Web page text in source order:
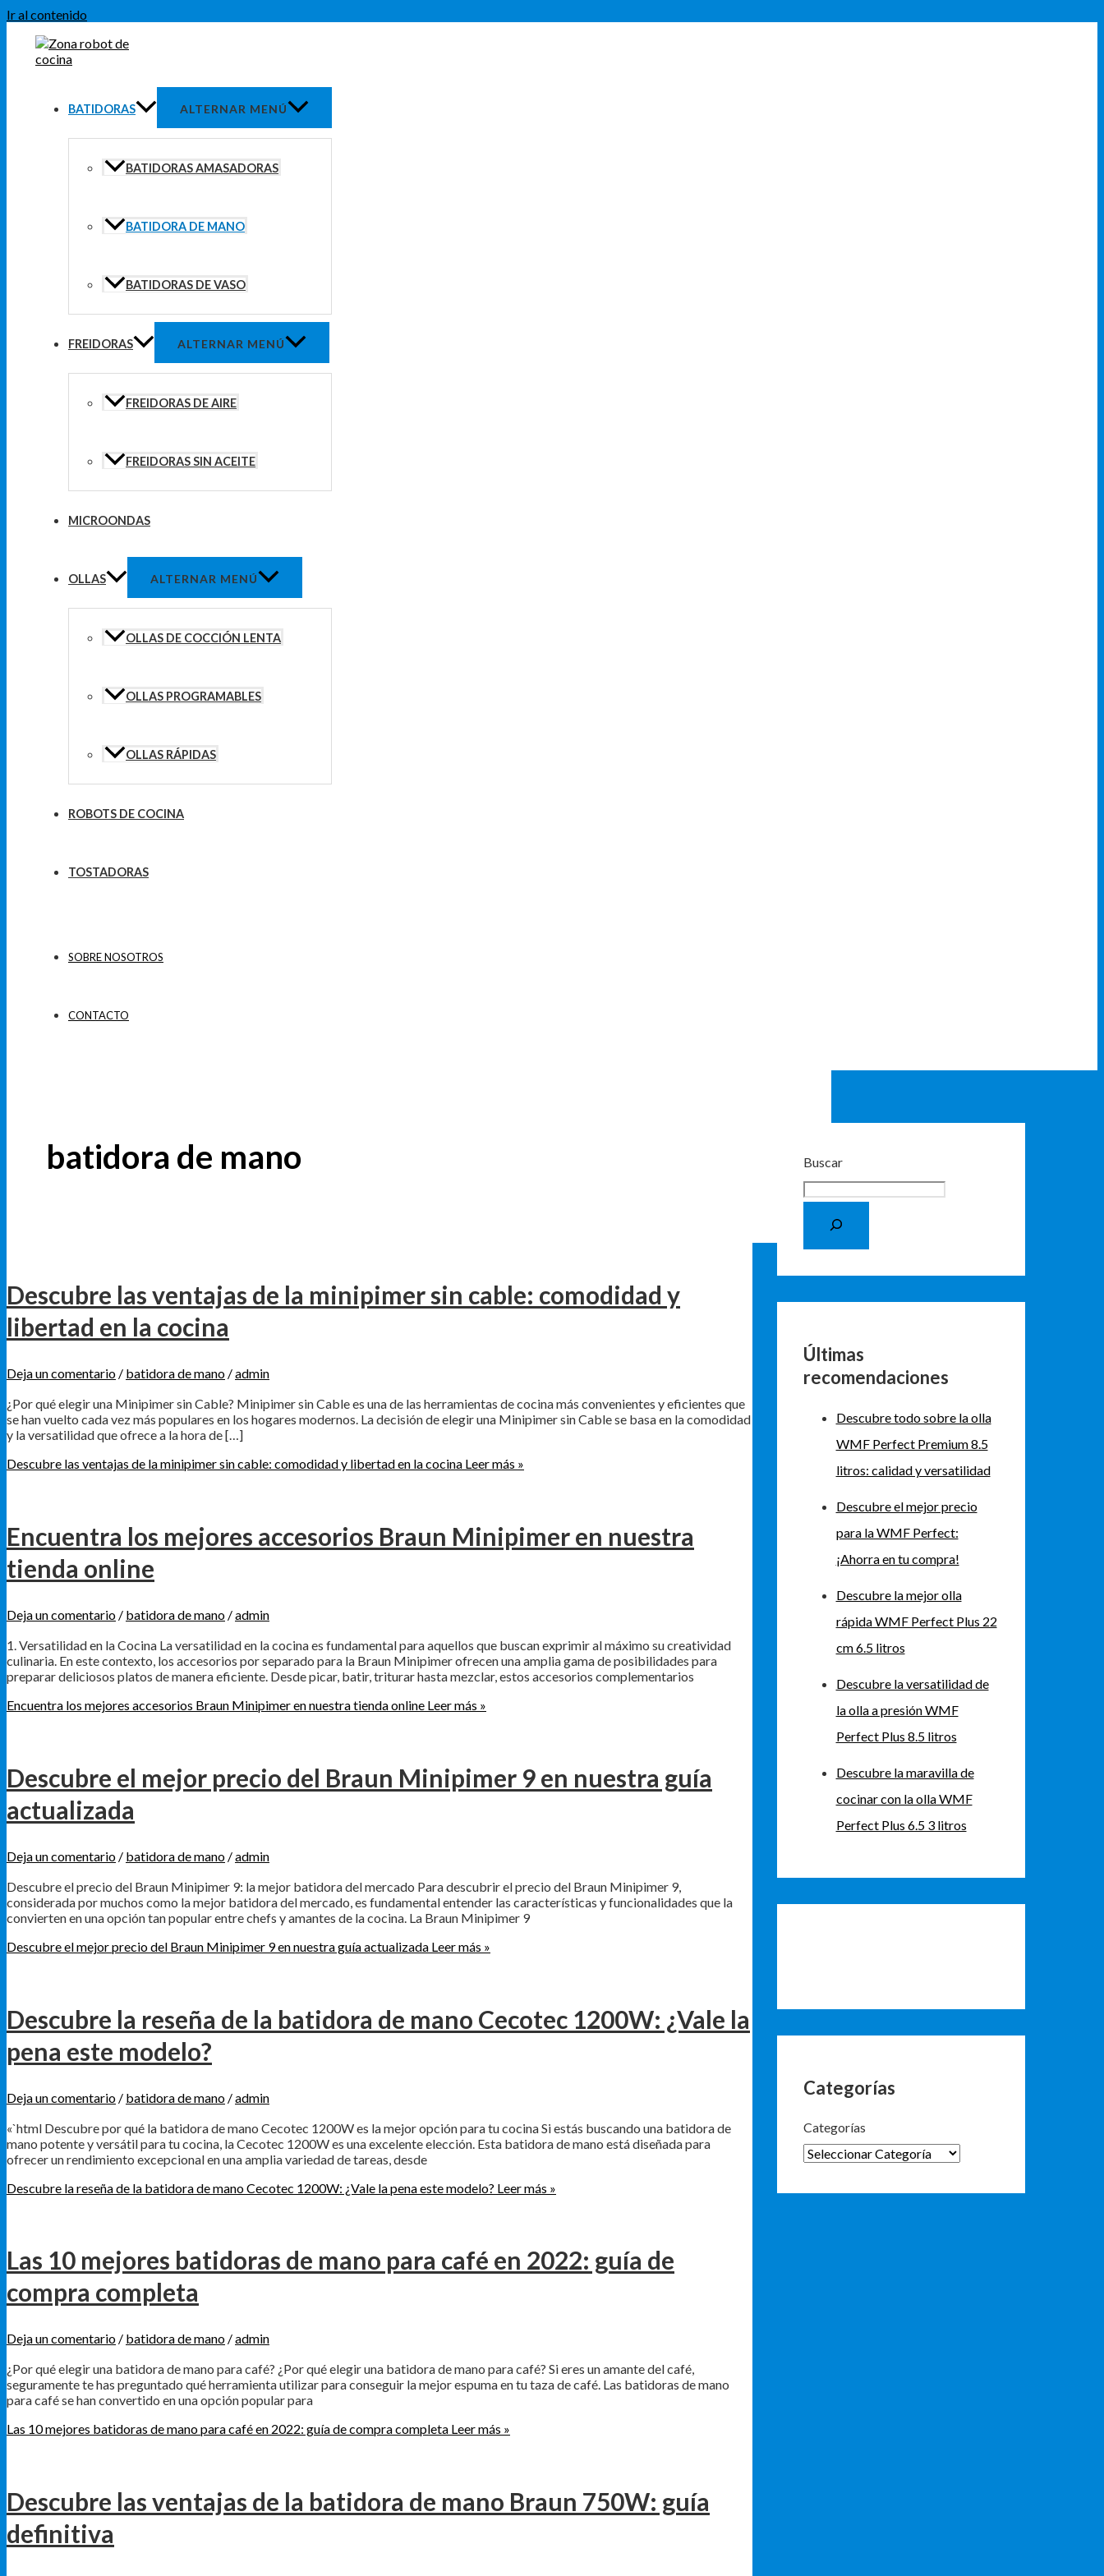
Ir al contenido
BATIDORAS ALTERNAR MENÚ
BATIDORAS AMASADORAS
BATIDORA DE MANO
BATIDORAS DE VASO
FREIDORAS ALTERNAR MENÚ
FREIDORAS DE AIRE
FREIDORAS SIN ACEITE
MICROONDAS
OLLAS ALTERNAR MENÚ
OLLAS DE COCCIÓN LENTA
OLLAS PROGRAMABLES
OLLAS RÁPIDAS
ROBOTS DE COCINA
TOSTADORAS
SOBRE NOSOTROS
CONTACTO
batidora de mano
Descubre las ventajas de la minipimer sin cable: comodidad y
libertad en la cocina
Deja un comentario / batidora de mano /admin
¿Por qué elegir una Minipimer sin Cable? Minipimer sin Cable es una de las herramientas de cocina más convenientes y eficientes que
se han vuelto cada vez más populares en los hogares modernos. La decisión de elegir una Minipimer sin Cable se basa en la comodidad
y la versatilidad que ofrece a la hora de […]
Descubre las ventajas de la minipimer sin cable: comodidad y libertad en la cocina Leer más »
Encuentra los mejores accesorios Braun Minipimer en nuestra
tienda online
Deja un comentario / batidora de mano /admin
1. Versatilidad en la Cocina La versatilidad en la cocina es fundamental para aquellos que buscan exprimir al máximo su creatividad
culinaria. En este contexto, los accesorios por separado para la Braun Minipimer ofrecen una amplia gama de posibilidades para
preparar deliciosos platos de manera eficiente. Desde picar, batir, triturar hasta mezclar, estos accesorios complementarios
Encuentra los mejores accesorios Braun Minipimer en nuestra tienda online Leer más »
Descubre el mejor precio del Braun Minipimer 9 en nuestra guía
actualizada
Deja un comentario / batidora de mano /admin
Descubre el precio del Braun Minipimer 9: la mejor batidora del mercado Para descubrir el precio del Braun Minipimer 9,
considerada por muchos como la mejor batidora del mercado, es fundamental entender las características y funcionalidades que la
convierten en una opción tan popular entre chefs y amantes de la cocina. La Braun Minipimer 9
Descubre el mejor precio del Braun Minipimer 9 en nuestra guía actualizada Leer más »
Descubre la reseña de la batidora de mano Cecotec 1200W: ¿Vale la
pena este modelo?
Deja un comentario / batidora de mano /admin
«`html Descubre por qué la batidora de mano Cecotec 1200W es la mejor opción para tu cocina Si estás buscando una batidora de
mano potente y versátil para tu cocina, la Cecotec 1200W es una excelente elección. Esta batidora de mano está diseñada para
ofrecer un rendimiento excepcional en una amplia variedad de tareas, desde
Descubre la reseña de la batidora de mano Cecotec 1200W: ¿Vale la pena este modelo? Leer más »
Las 10 mejores batidoras de mano para café en 2022: guía de
compra completa
Deja un comentario / batidora de mano /admin
¿Por qué elegir una batidora de mano para café? ¿Por qué elegir una batidora de mano para café? Si eres un amante del café,
seguramente te has preguntado qué herramienta utilizar para conseguir la mejor espuma en tu taza de café. Las batidoras de mano
para café se han convertido en una opción popular para
Las 10 mejores batidoras de mano para café en 2022: guía de compra completa Leer más »
Descubre las ventajas de la batidora de mano Braun 750W: guía
definitiva
Buscar
Últimas
recomendaciones
Descubre todo sobre la olla
WMF Perfect Premium 8.5
litros: calidad y versatilidad
Descubre el mejor precio
para la WMF Perfect:
¡Ahorra en tu compra!
Descubre la mejor olla
rápida WMF Perfect Plus 22
cm 6.5 litros
Descubre la versatilidad de
la olla a presión WMF
Perfect Plus 8.5 litros
Descubre la maravilla de
cocinar con la olla WMF
Perfect Plus 6.5 3 litros
Categorías
Categorías